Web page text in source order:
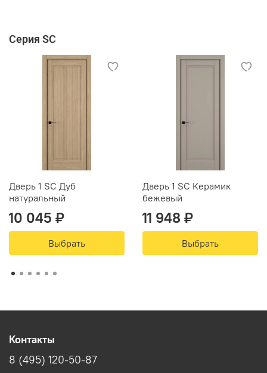
Серия SC
Дверь 1 SC Дуб
натуральный
10 045 ₽
Выбрать
Дверь 1 SC Керамик
бежевый
11 948 ₽
Выбрать
Контакты
8 (495) 120-50-87